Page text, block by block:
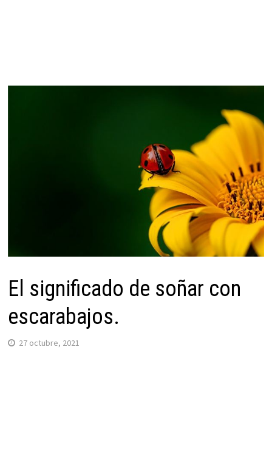
El significado de soñar con
escarabajos.
27 octubre, 2021